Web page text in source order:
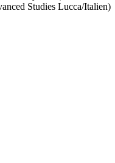
Studies Lucca/Italien)